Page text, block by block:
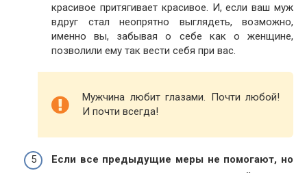
красивое притягивает красивое. И, если ваш муж
вдруг стал неопрятно выглядеть, возможно,
именно вы, забывая о себе как о женщине,
позволили ему так вести себя при вас.
Мужчина любит глазами. Почти любой!
И почти всегда!
Если все предыдущие меры не помогают, но